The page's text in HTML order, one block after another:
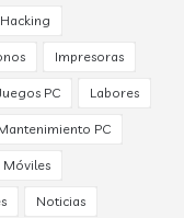
Hacking
Impresoras
PC Labores
PC
Móviles
Noticias